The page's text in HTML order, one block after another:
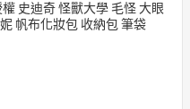
史迪奇 怪獸大學 毛怪 大眼
帆布化妝包 收納包 筆袋